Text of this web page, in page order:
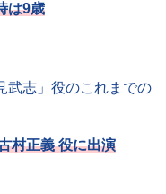
は9歳
武志」役のこれまでの
村正義 役に出演